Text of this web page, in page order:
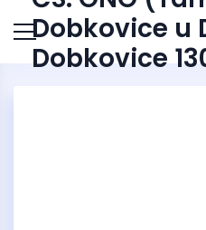
Dobkovice u
Dobkovice